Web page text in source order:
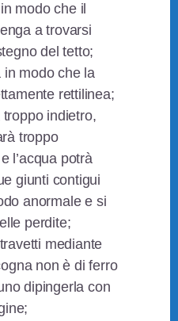
modo che il
a trovarsi
del tetto;
in modo che la
rettilinea;
indietro,
troppo
l’acqua potrà
giunti contigui
anormale e si
perdite;
mediante
non è di ferro
dipingerla con